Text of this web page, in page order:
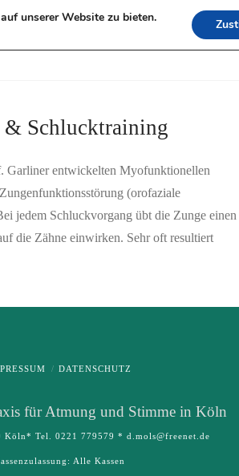
DORIS
Schlucktraining
Garliner entwickelten Myofunktionellen
(orofaziale
jedem Schluckvorgang übt die Zunge einen
die Zähne einwirken. Sehr oft resultiert
DATENSCHUTZ
für Atmung und Stimme in Köln
Tel. 0221 779579 * d.mols@freenet.de
Alle Kassen
unserer Website zu bieten.